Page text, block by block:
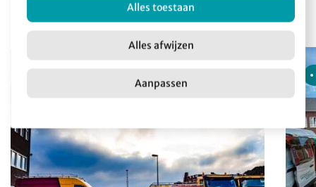
Alles toestaan
Alles afwijzen
Aanpassen
Meer nieuws